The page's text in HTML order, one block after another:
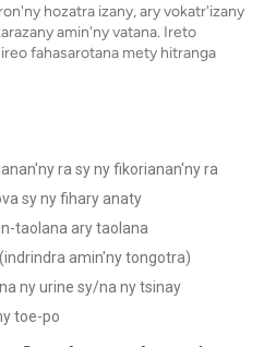
hozatra izany, ary vokatr'izany
amin'ny vatana. Ireto
fahasarotana mety hitranga
ra sy ny fikorianan'ny ra
sy ny fihary anaty
taolana ary taolana
amin'ny tongotra)
ny urine sy/na ny tsinay
toe-po